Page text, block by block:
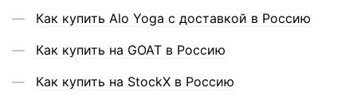
Как купить Alo Yoga с доставкой в Россию
Как купить на GOAT в Россию
Как купить на StockX в Россию